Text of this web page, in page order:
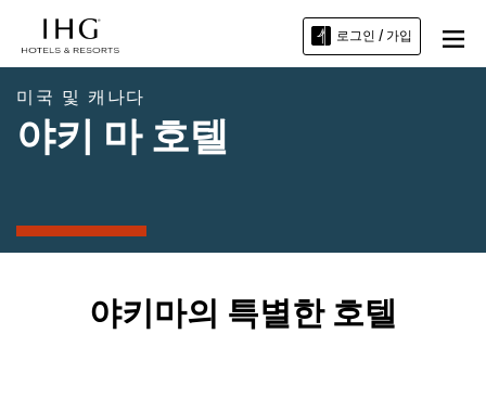
로그인 / 가입
미국 및 캐나다
야키 마 호텔
야키마의 특별한 호텔